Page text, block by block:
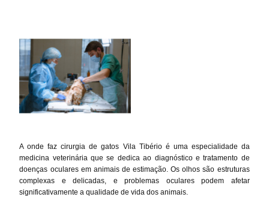
A onde faz cirurgia de gatos Vila Tibério é uma especialidade da
medicina veterinária que se dedica ao diagnóstico e tratamento de
doenças oculares em animais de estimação. Os olhos são estruturas
complexas e delicadas, e problemas oculares podem afetar
significativamente a qualidade de vida dos animais.